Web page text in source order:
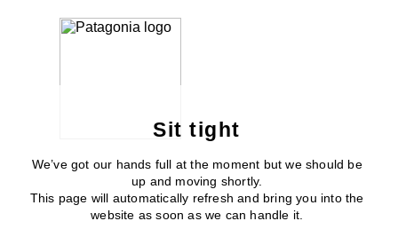
Sit tight
We’ve got our hands full at the moment but we should be
up and moving shortly.
This page will automatically refresh and bring you into the
website as soon as we can handle it.